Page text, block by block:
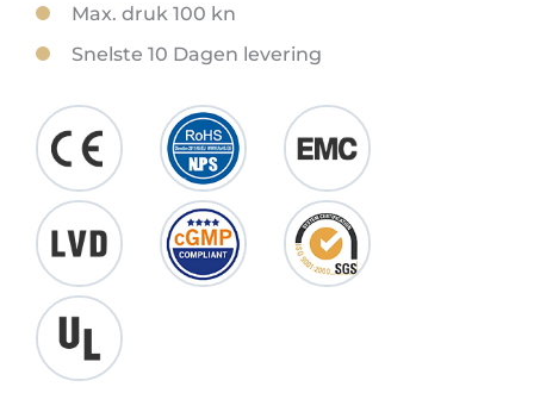
Max. druk 100 kn
Snelste 10 Dagen levering